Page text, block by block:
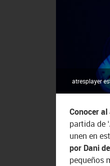
atresplayer
Conocer
partida de
unen en
por Dani
pequeños